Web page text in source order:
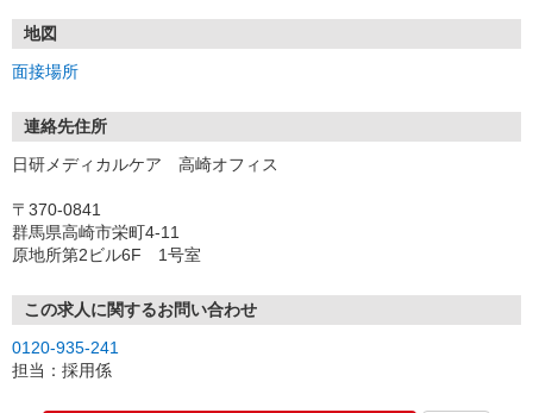
地図
面接場所
連絡先住所
日研メディカルケア 高崎オフィス
〒370-0841
群馬県高崎市栄町4-11
原地所第2ビル6F 1号室
この求人に関するお問い合わせ
0120-935-241
担当：採用係